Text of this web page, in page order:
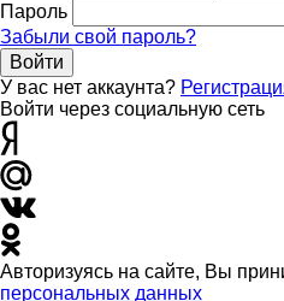
Пароль
Забыли свой пароль?
Войти
У вас нет аккаунта?
Войти через социальную сеть
Авторизуясь на сайте, Вы
персональных данных